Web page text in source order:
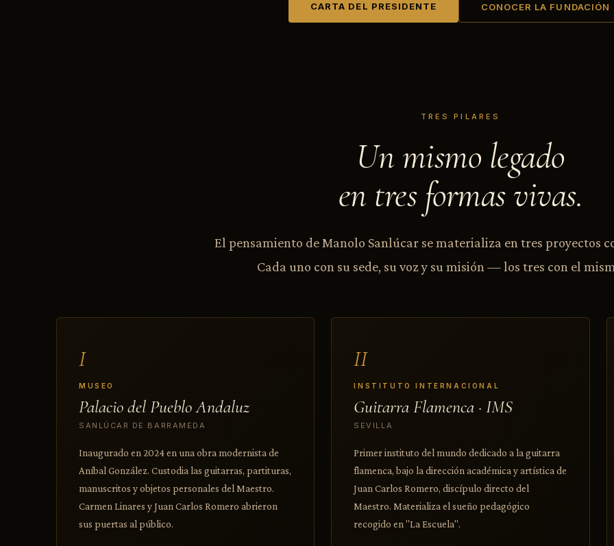
CARTA DEL PRESIDENTE CONOCER LA FUNDACIÓN
TRES PILARES
Un mismo legado
en tres formas vivas.
El pensamiento de Manolo Sanlúcar se materializa en tres proyectos
Cada uno con su sede, su voz y su misión — los tres con el
I
MUSEO
Palacio del Pueblo Andaluz
SANLÚCAR DE BARRAMEDA
Inaugurado en 2024 en una obra modernista de
Aníbal González. Custodia las guitarras, partituras,
manuscritos y objetos personales del Maestro.
Carmen Linares y Juan Carlos Romero abrieron
sus puertas al público.
II
INSTITUTO INTERNACIONAL
Guitarra Flamenca · IMS
SEVILLA
Primer instituto del mundo dedicado a la guitarra
flamenca, bajo la dirección académica y artística de
Juan Carlos Romero, discípulo directo del
Maestro. Materializa el sueño pedagógico
recogido en "La Escuela".